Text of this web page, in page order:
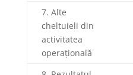
7. Alte
cheltuieli din
activitatea
operațională